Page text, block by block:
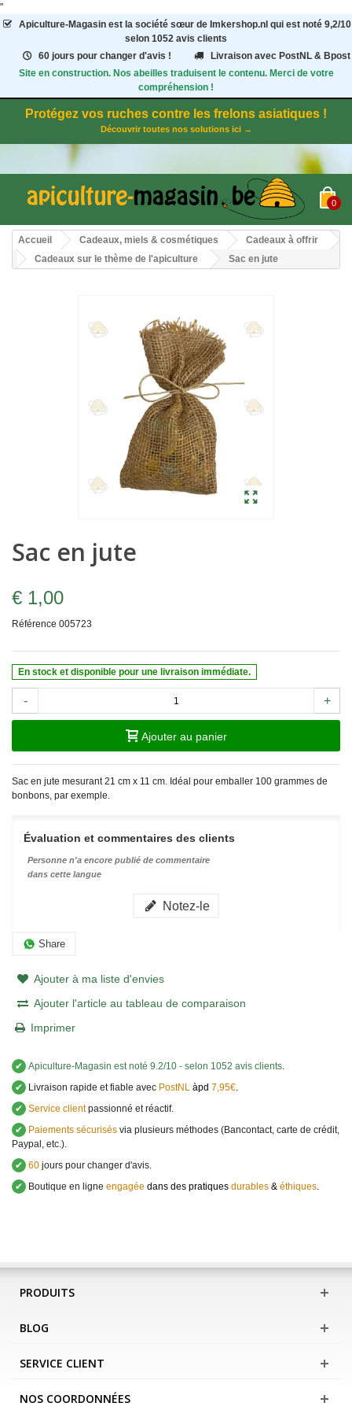
"
Apiculture-Magasinest la société sœur de Imkershop.nl qui est noté 9,2/10
selon 1052 avis clients
60 jours pour changer d'avis !
Livraison avec PostNL & Bpost
Site en construction. Nos abeilles traduisent le contenu. Merci de votre
compréhension !
Protégez vos ruches contre les frelons asiatiques !
Découvrir toutes nos solutions ici →
0
Accueil Cadeaux, miels & cosmétiques
Cadeaux à offrir
Cadeaux sur le thème de l'apiculture
Sac en jute
Sac en jute
€ 1,00
Référence 005723
En stock et disponible pour une livraison immédiate.
- +
Ajouter au panier
Sac en jute mesurant 21 cm x 11 cm. Idéal pour emballer 100 grammes de
bonbons, par exemple.
Évaluation et commentaires des clients
Personne n'a encore publié de commentaire
dans cette langue
Notez-le
Share
Ajouter à ma liste d'envies
Ajouter l'article au tableau de comparaison
Imprimer
✔ Apiculture-Magasin est noté 9.2/10 - selon 1052 avis clients.
✔
Livraison rapide et fiable avec PostNL àpd 7,95€.
✔ Service clientpassionné et réactif.
✔
Paiements sécurisés via plusieurs méthodes (Bancontact, carte de crédit,
Paypal, etc.).
✔ 60 jours pour changer d'avis.
✔
Boutique en ligne engagée dans des pratiques durables & éthiques.
PRODUITS
BLOG
SERVICE CLIENT
NOS COORDONNÉES